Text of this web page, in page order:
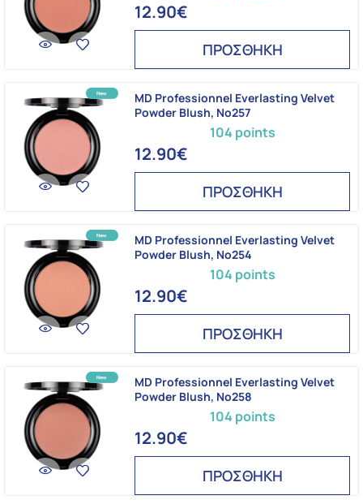
12.90€
ΠΡΟΣΘΗΚΗ
104 points
MD Professionnel Everlasting Velvet
Powder Blush, Νο257
12.90€
ΠΡΟΣΘΗΚΗ
104 points
MD Professionnel Everlasting Velvet
Powder Blush, Νο254
12.90€
ΠΡΟΣΘΗΚΗ
104 points
MD Professionnel Everlasting Velvet
Powder Blush, Νο258
12.90€
ΠΡΟΣΘΗΚΗ